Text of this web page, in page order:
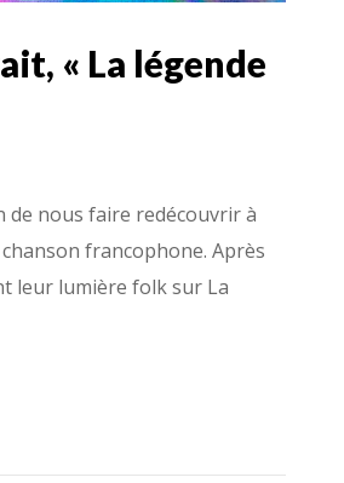
« La légende
nous faire redécouvrir à
francophone. Après
leur lumière folk sur La